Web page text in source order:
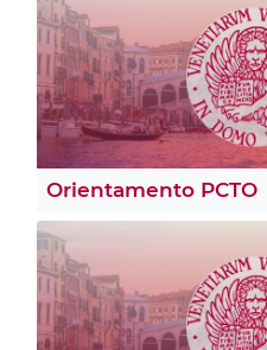
Orientamento PCTO